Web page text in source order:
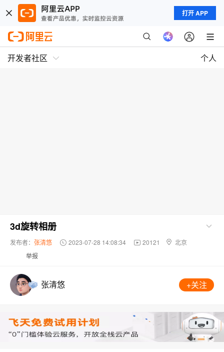
打开 APP
开发者社区 个人
3d旋转相册
发布者： 张清悠 2023-07-28 14:08:34 20121
北京
举报
张清悠 +关注